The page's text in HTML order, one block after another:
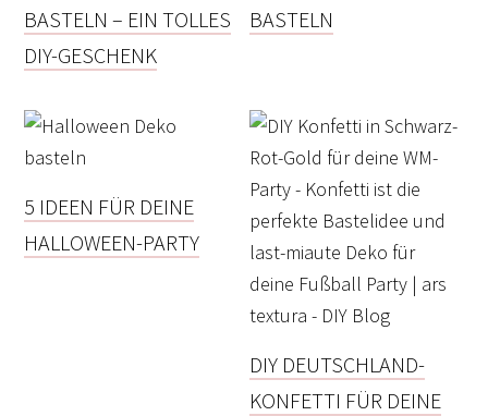
BASTELN – EIN TOLLES
DIY-GESCHENK
BASTELN
5 IDEEN FÜR DEINE
HALLOWEEN-PARTY
DIY DEUTSCHLAND-
KONFETTI FÜR DEINE